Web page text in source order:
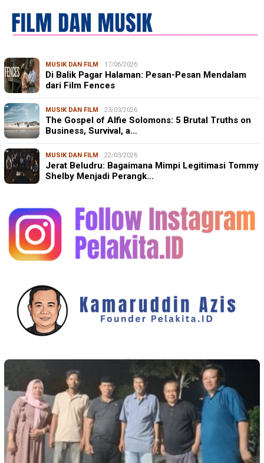
MUSIK DAN FILM 17/06/2026
Di Balik Pagar Halaman: Pesan-Pesan Mendalam
dari Film Fences
MUSIK DAN FILM 23/03/2026
The Gospel of Alfie Solomons: 5 Brutal Truths on
Business, Survival, a…
MUSIK DAN FILM 22/03/2026
Jerat Beludru: Bagaimana Mimpi Legitimasi Tommy
Shelby Menjadi Perangk…